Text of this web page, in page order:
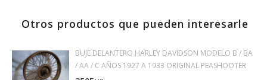
Otros productos que pueden interesarle
BUJE DELANTERO HARLEY DAVIDSON MODELO B / BA
/ AA / C AÑOS 1927 A 1933 ORIGINAL PEASHOOTER